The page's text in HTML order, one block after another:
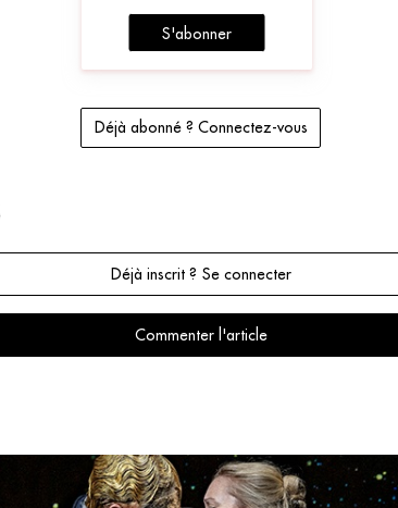
S'abonner
Déjà abonné ? Connectez-vous
Déjà inscrit ? Se connecter
Commenter l'article